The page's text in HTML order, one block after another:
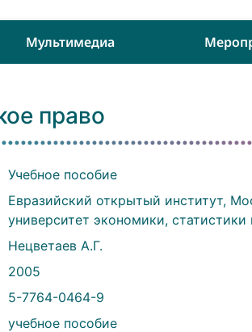
Мультимедиа
право
Учебное пособие
Евразийский открытый институт,
университет экономики,
Нецветаев А.Г.
2005
5-7764-0464-9
учебное пособие